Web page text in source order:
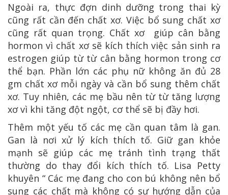
Ngoài ra, thực đợn dinh dưỡng trong thai kỳ
cũng rất cần đến chất xơ. Việc bổ sung chất xơ
cũng rất quan trọng. Chất xơ giúp cân bằng
hormon vì chất xơ sẽ kích thích việc sản sinh ra
estrogen giúp từ từ cân bằng hormon trong cơ
thể bạn. Phần lớn các phụ nữ không ăn đủ 28
gm chất xơ mỗi ngày và cần bổ sung thêm chất
xơ. Tuy nhiên, các mẹ bầu nên từ từ tăng lượng
xơ vì khi tăng đột ngột, cơ thể sẽ bị đầy hơi.
Thêm một yếu tố các mẹ cần quan tâm là gan.
Gan là nơi xử lý kích thích tố. Giữ gan khỏe
mạnh sẽ giúp các mẹ tránh tình trạng thất
thường do thay đổi kích thích tố. Lisa Petty
khuyên “ Các mẹ đang cho con bú không nên bổ
sung các chất mà không có sự hướng dẫn của